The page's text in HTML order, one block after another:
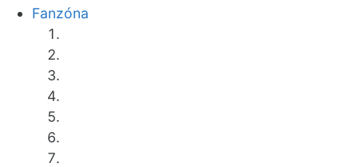
Fanzóna